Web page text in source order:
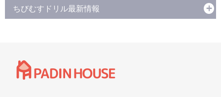
ちびむすドリル最新情報